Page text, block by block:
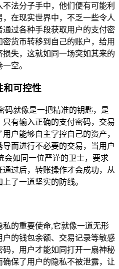
法分子手中，他们便有可能利
在现实世界中，不乏一些令人
过各种手段获取用户的支付密
货币转移到自己的账户，给用
失，这就如同一场突如其来的
空。
和可控性
码就像是一把精准的钥匙，是
有输入正确的支付密码，交易
户能够自主掌控自己的资产，
而进行不必要的交易，当用户
会如同一位严谨的卫士，要求
过后，转账操作才会成功，从
了一道坚实的防线。
的重要使命,它就像一道无形
的钱包余额、交易记录等敏感
，用户才能如同打开一扇神秘
保了用户的隐私不被泄露，让